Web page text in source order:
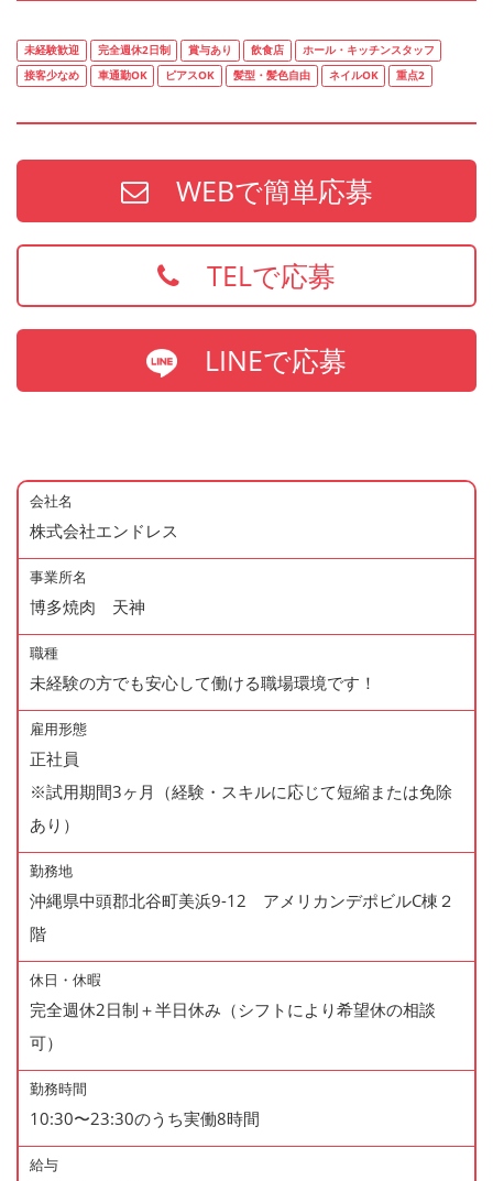
未経験歓迎 完全週休2日制 賞与あり 飲食店
ホール・キッチンスタッフ
接客少なめ
車通勤OK ピアスOK 髪型・髪色自由 ネイルOK 重点2
WEBで簡単応募
TELで応募
LINEで応募
会社名
株式会社エンドレス
事業所名
博多焼肉 天神
職種
未経験の方でも安心して働ける職場環境です！
雇用形態
正社員
※試用期間3ヶ月（経験・スキルに応じて短縮または免除
あり）
勤務地
沖縄県中頭郡北谷町美浜9-12 アメリカンデポビルC棟２
階
休日・休暇
完全週休2日制＋半日休み（シフトにより希望休の相談
可）
勤務時間
10:30〜23:30のうち実働8時間
給与